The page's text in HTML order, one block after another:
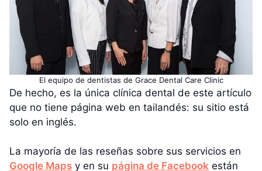
El equipo de dentistas de Grace Dental Care Clinic
De hecho, es la única clínica dental de este artículo
que no tiene página web en tailandés: su sitio está
solo en inglés.
La mayoría de las reseñas sobre sus servicios en
Google Maps y en su página de Facebook están